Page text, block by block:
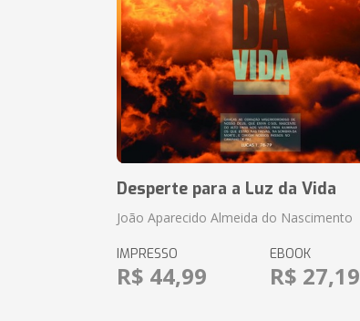
Desperte para a Luz da Vida
João Aparecido Almeida do Nascimento
IMPRESSO
R$ 44,99
EBOOK
R$ 27,19